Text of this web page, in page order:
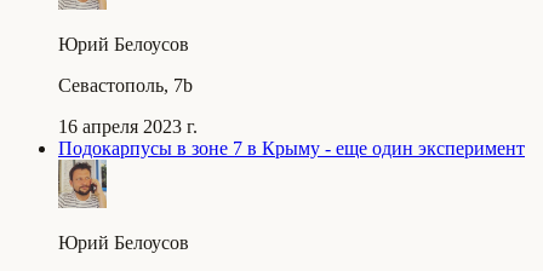
Юрий Белоусов
Севастополь, 7b
16 апреля 2023 г.
Подокарпусы в зоне 7 в Крыму - еще один эксперимент
Юрий Белоусов